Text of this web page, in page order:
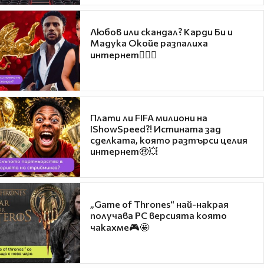
Любов или скандал? Карди Би и
Мадука Окойе разпалиха
интернет❤️‍🔥🔥
Плати ли FIFA милиони на
IShowSpeed?! Истината зад
сделката, която разтърси целия
интернет🤑💥
„Game of Thrones“ най-накрая
получава PC версията която
чакахме🎮🤩